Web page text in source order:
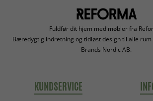
Fuldfør dit hjem med møbler fra
Bæredygtig indretning og tidløst design til alle rum
Brands Nordic AB.
KUNDSERVICE